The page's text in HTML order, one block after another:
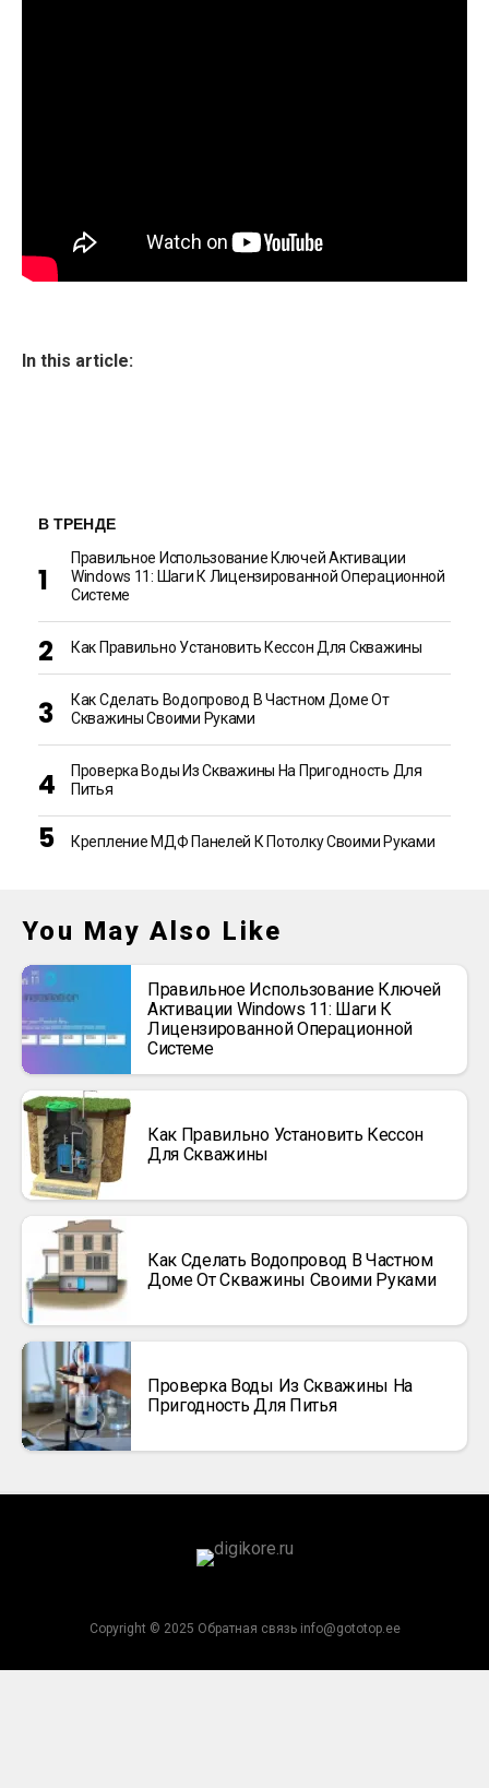
In this article:
В ТРЕНДЕ
Правильное Использование Ключей Активации
Windows 11: Шаги К Лицензированной Операционной
Системе
Как Правильно Установить Кессон Для Скважины
Как Сделать Водопровод В Частном Доме От
Скважины Своими Руками
Проверка Воды Из Скважины На Пригодность Для
Питья
Крепление МДФ Панелей К Потолку Своими Руками
You May Also Like
Правильное Использование Ключей
Активации Windows 11: Шаги К
Лицензированной Операционной
Системе
Как Правильно Установить Кессон
Для Скважины
Как Сделать Водопровод В Частном
Доме От Скважины Своими Руками
Проверка Воды Из Скважины На
Пригодность Для Питья
Copyright © 2025 Обратная связь info@gototop.ee